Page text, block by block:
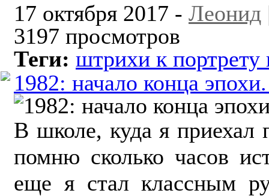
17 октября 2017 - Леонид
3197 просмотров
Теги: штрихи к портрету
1982: начало конца
В школе, куда я приехал
помню сколько часов
еще я стал классным